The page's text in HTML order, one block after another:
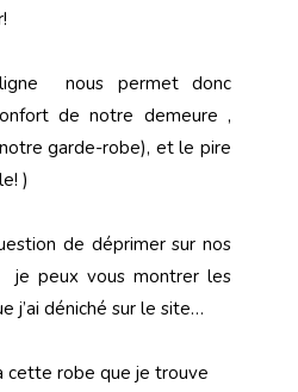
nous permet donc
de notre demeure ,
garde-robe), et le pire
)
de déprimer sur nos
je peux vous montrer les
j’ai déniché sur le site…
cette robe que je trouve